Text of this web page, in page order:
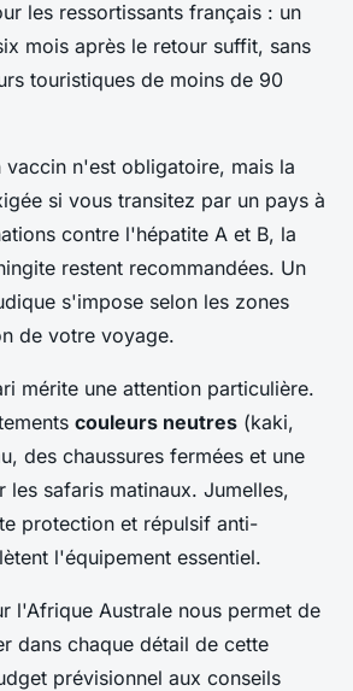
les ressortissants français : un
mois après le retour suffit, sans
touristiques de moins de 90
vaccin n'est obligatoire, mais la
si vous transitez par un pays à
contre l'hépatite A et B, la
restent recommandées. Un
s'impose selon les zones
de votre voyage.
mérite une attention particulière.
couleurs neutres (kaki,
des chaussures fermées et une
les safaris matinaux. Jumelles,
protection et répulsif anti-
l'équipement essentiel.
l'Afrique Australe nous permet de
dans chaque détail de cette
prévisionnel aux conseils